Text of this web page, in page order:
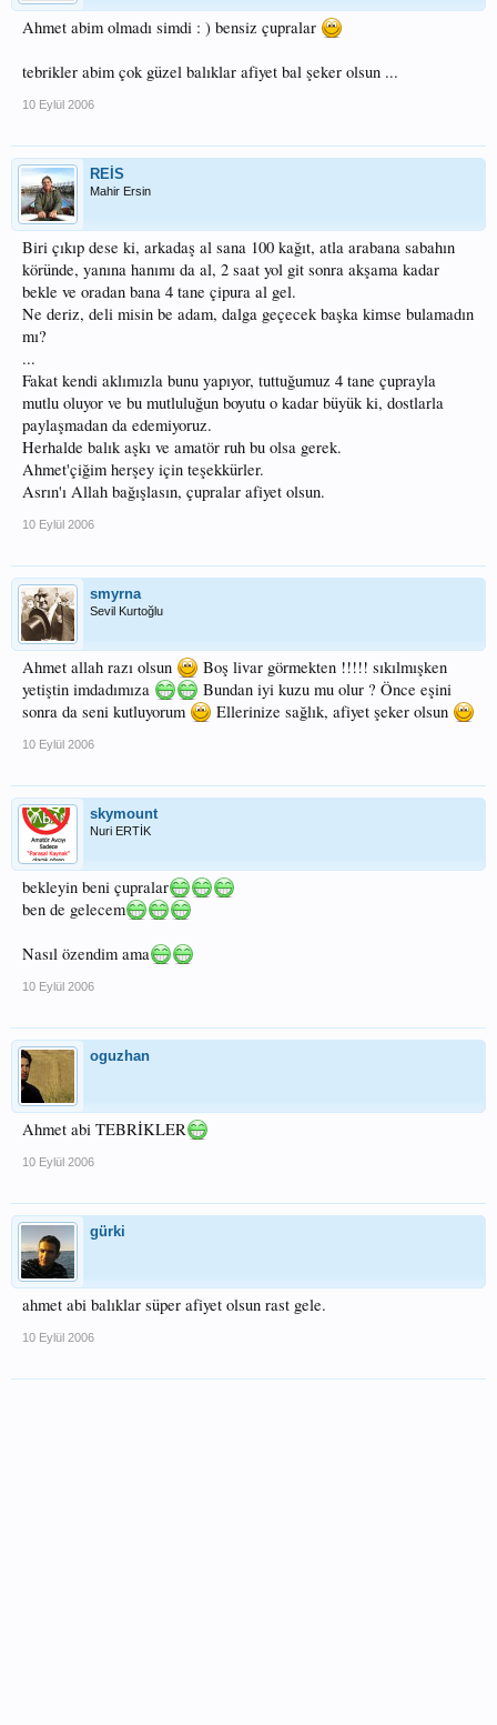
Ahmet abim olmadı simdi : ) bensiz çupralar
tebrikler abim çok güzel balıklar afiyet bal şeker olsun ...
10 Eylül 2006
REİS
Mahir Ersin
Biri çıkıp dese ki, arkadaş al sana 100 kağıt, atla arabana sabahın
köründe, yanına hanımı da al, 2 saat yol git sonra akşama kadar
bekle ve oradan bana 4 tane çipura al gel.
Ne deriz, deli misin be adam, dalga geçecek başka kimse bulamadın
mı?
...
Fakat kendi aklımızla bunu yapıyor, tuttuğumuz 4 tane çuprayla
mutlu oluyor ve bu mutluluğun boyutu o kadar büyük ki, dostlarla
paylaşmadan da edemiyoruz.
Herhalde balık aşkı ve amatör ruh bu olsa gerek.
Ahmet'çiğim herşey için teşekkürler.
Asrın'ı Allah bağışlasın, çupralar afiyet olsun.
10 Eylül 2006
smyrna
Sevil Kurtoğlu
Ahmet allah razı olsun
Boş livar görmekten !!!!! sıkılmışken
yetiştin imdadımıza
Bundan iyi kuzu mu olur ? Önce eşini
sonra da seni kutluyorum
Ellerinize sağlık, afiyet şeker olsun
10 Eylül 2006
skymount
Nuri ERTİK
bekleyin beni çupralar
ben de gelecem
Nasıl özendim ama
10 Eylül 2006
oguzhan
Ahmet abi TEBRİKLER
10 Eylül 2006
gürki
ahmet abi balıklar süper afiyet olsun rast gele.
10 Eylül 2006